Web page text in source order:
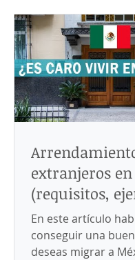
extranjeros
(requisitos, ejemplos y
precauciones)
En este artículo
conseguir una
deseas migrar a